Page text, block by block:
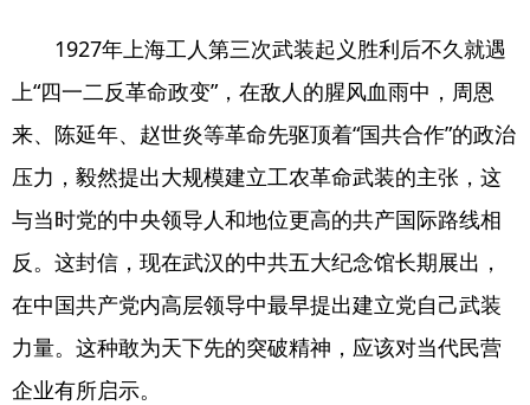
1927年上海工人第三次武装起义胜利后不久就遇
上“四一二反革命政变”，在敌人的腥风血雨中，周恩
来、陈延年、赵世炎等革命先驱顶着“国共合作”的政治
压力，毅然提出大规模建立工农革命武装的主张，这
与当时党的中央领导人和地位更高的共产国际路线相
反。这封信，现在武汉的中共五大纪念馆长期展出，
在中国共产党内高层领导中最早提出建立党自己武装
力量。这种敢为天下先的突破精神，应该对当代民营
企业有所启示。